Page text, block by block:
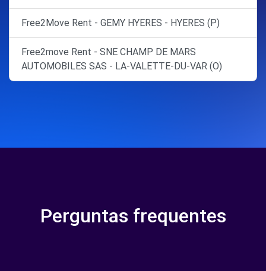
Free2Move Rent - GEMY HYERES - HYERES (P)
Free2move Rent - SNE CHAMP DE MARS
AUTOMOBILES SAS - LA-VALETTE-DU-VAR (O)
Perguntas frequentes